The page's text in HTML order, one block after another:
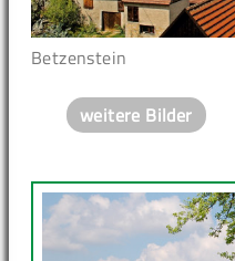
Betzenstein
weitere Bilder